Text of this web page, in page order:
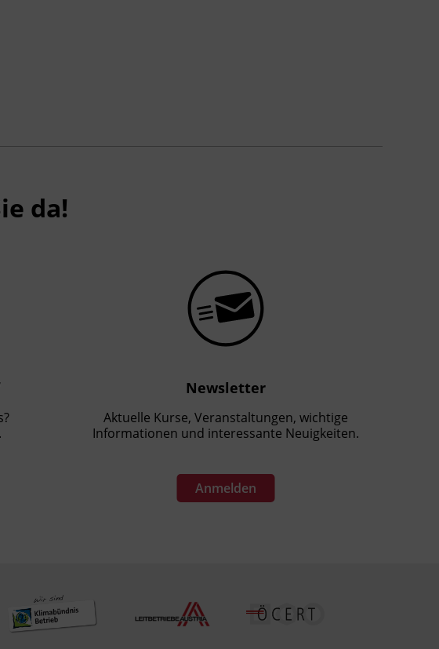
da!
Newsletter
Aktuelle Kurse, Veranstaltungen, wichtige
Informationen und interessante Neuigkeiten.
Anmelden